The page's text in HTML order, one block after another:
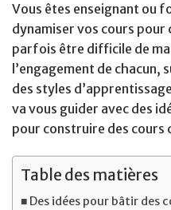
Vous êtes enseignant ou
dynamiser vos cours pour
parfois être difficile de
l’engagement de
des styles
va vous guider avec des
pour construire des
Table des matières
Des idées pour bâtir des